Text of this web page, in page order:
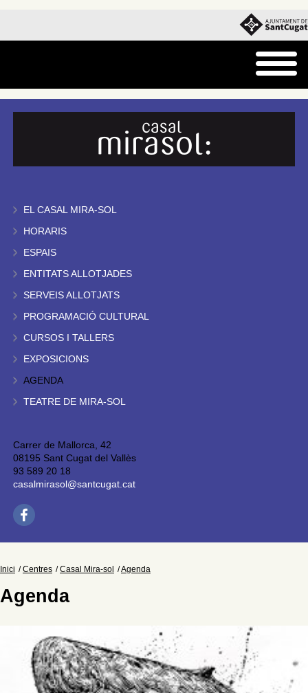
EL CASAL MIRA-SOL
HORARIS
ESPAIS
ENTITATS ALLOTJADES
SERVEIS ALLOTJATS
PROGRAMACIÓ CULTURAL
CURSOS I TALLERS
EXPOSICIONS
AGENDA
TEATRE DE MIRA-SOL
Carrer de Mallorca, 42
08195 Sant Cugat del Vallès
93 589 20 18
casalmirasol@santcugat.cat
Inici Centres Casal Mira-sol Agenda
Agenda